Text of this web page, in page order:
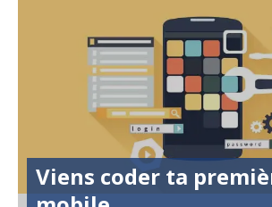
Viens coder ta